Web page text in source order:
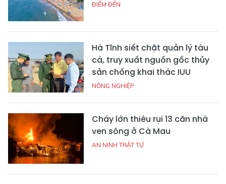
ĐIỂM ĐẾN
Hà Tĩnh siết chặt quản lý tàu
cá, truy xuất nguồn gốc thủy
sản chống khai thác IUU
NÔNG NGHIỆP
Cháy lớn thiêu rụi 13 căn nhà
ven sông ở Cà Mau
AN NINH TRẬT TỰ